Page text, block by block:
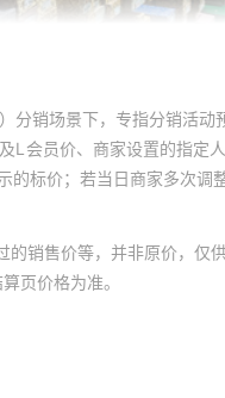
分销场景下，专指分销活
会员价、商家设置的指定
标价；若当日商家多次调
销售价等，并非原价，仅供
页价格为准。